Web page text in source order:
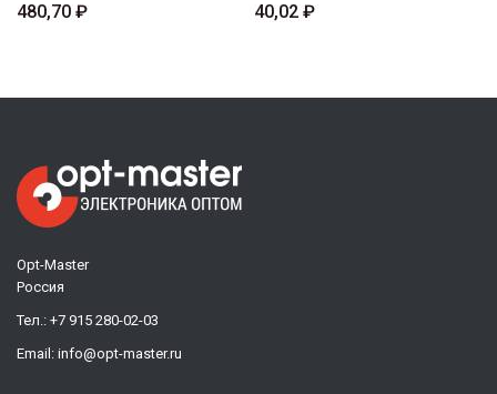
480,70 ₽
40,02 ₽
Opt-Master
Россия
Тел.: +7 915 280-02-03
Email: info@opt-master.ru